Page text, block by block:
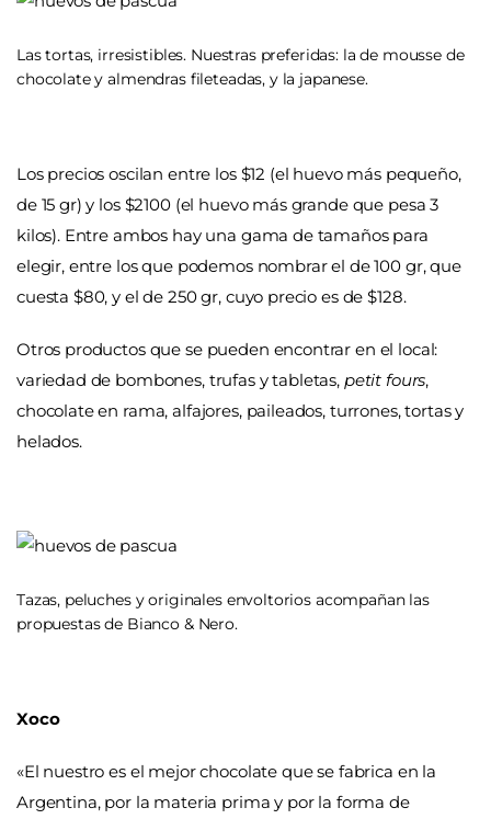
Las tortas, irresistibles. Nuestras preferidas: la de mousse de
chocolate y almendras fileteadas, y la japanese.
Los precios oscilan entre los $12 (el huevo más pequeño,
de 15 gr) y los $2100 (el huevo más grande que pesa 3
kilos). Entre ambos hay una gama de tamaños para
elegir, entre los que podemos nombrar el de 100 gr, que
cuesta $80, y el de 250 gr, cuyo precio es de $128.
Otros productos que se pueden encontrar en el local:
variedad de bombones, trufas y tabletas, petit fours,
chocolate en rama, alfajores, paileados, turrones, tortas y
helados.
Tazas, peluches y originales envoltorios acompañan las
propuestas de Bianco & Nero.
Xoco
«El nuestro es el mejor chocolate que se fabrica en la
Argentina, por la materia prima y por la forma de